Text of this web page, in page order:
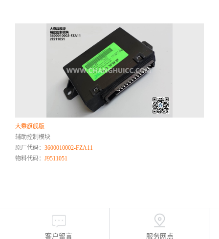
大乘旗舰版
辅助控制模块
原厂代码：3600010002-FZA11
物料代码：J9511051
客户留言 服务网点